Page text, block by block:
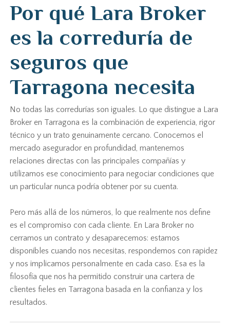
Por qué Lara Broker
es la correduría de
seguros que
Tarragona necesita
No todas las corredurías son iguales. Lo que distingue a Lara
Broker en Tarragona es la combinación de experiencia, rigor
técnico y un trato genuinamente cercano. Conocemos el
mercado asegurador en profundidad, mantenemos
relaciones directas con las principales compañías y
utilizamos ese conocimiento para negociar condiciones que
un particular nunca podría obtener por su cuenta.
Pero más allá de los números, lo que realmente nos define
es el compromiso con cada cliente. En Lara Broker no
cerramos un contrato y desaparecemos: estamos
disponibles cuando nos necesitas, respondemos con rapidez
y nos implicamos personalmente en cada caso. Esa es la
filosofía que nos ha permitido construir una cartera de
clientes fieles en Tarragona basada en la confianza y los
resultados.